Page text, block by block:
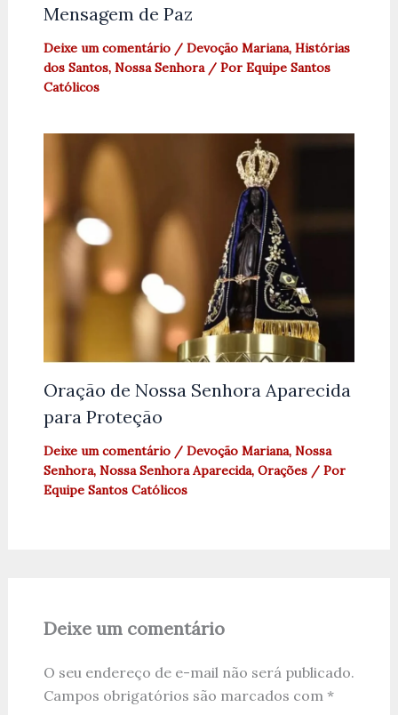
Mensagem de Paz
Deixe um comentário / Devoção Mariana, Histórias
dos Santos, Nossa Senhora/ Por Equipe Santos
Católicos
Oração de Nossa Senhora Aparecida
para Proteção
Deixe um comentário / Devoção Mariana, Nossa
Senhora, Nossa Senhora Aparecida, Orações/ Por
Equipe Santos Católicos
Deixe um comentário
O seu endereço de e-mail não será publicado.
Campos obrigatórios são marcados com *